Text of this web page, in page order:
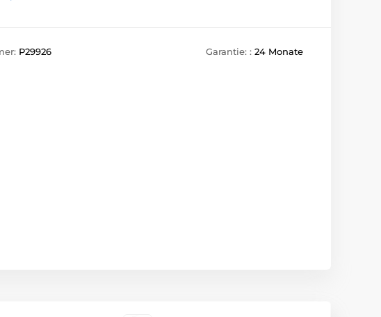
P29926 Garantie: : 24 Monate